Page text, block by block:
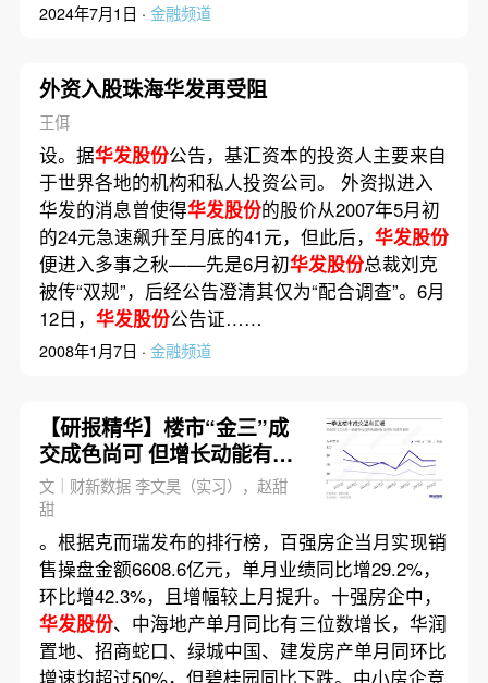
2024年7月1日 · 金融频道
外资入股珠海华发再受阻
王佴
设。据华发股份公告，基汇资本的投资人主要来自
于世界各地的机构和私人投资公司。 外资拟进入
华发的消息曾使得华发股份的股价从2007年5月初
的24元急速飙升至月底的41元，但此后， 华发股份
便进入多事之秋——先是6月初华发股份总裁刘克
被传“双规”，后经公告澄清其仅为“配合调查”。6月
12日， 华发股份公告证……
2008年1月7日 · 金融频道
【研报精华】楼市“金三”成
交成色尚可 但增长动能有放
缓态势
文｜财新数据 李文昊（实习），赵甜
甜
。根据克而瑞发布的排行榜，百强房企当月实现销
售操盘金额6608.6亿元，单月业绩同比增29.2%，
环比增42.3%，且增幅较上月提升。十强房企中，
华发股份、中海地产单月同比有三位数增长，华润
置地、招商蛇口、绿城中国、建发房产单月同环比
增速均超过50%，但碧桂园同比下跌。中小房企竞